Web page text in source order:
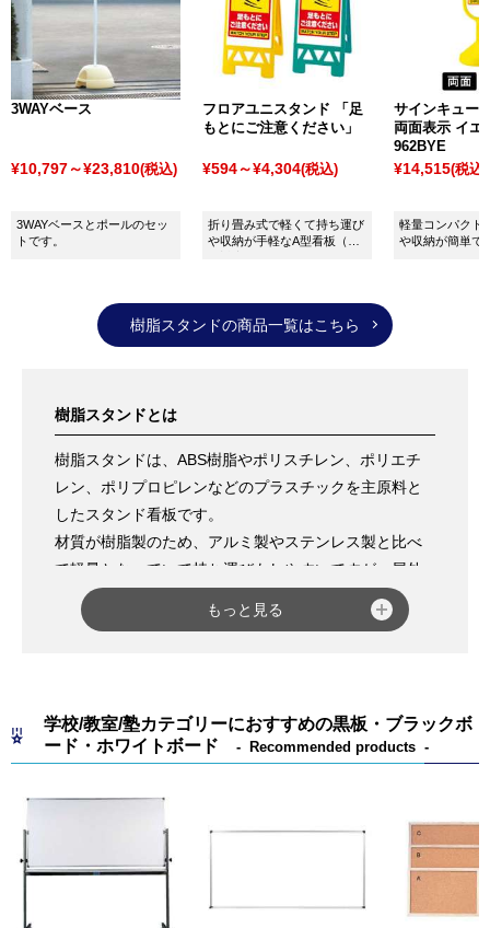
イプ 」、耐久性に優れ高級感のある「ステンレス屋外
掲示板 PKS-3 自立タイプ」などがあります。
また、スタンドタイプの屋内向け
としては、オフィス
や建物の入り口になどに最適な「
」、よりサイズの大きなタイプの「
大型掲示
」などがあります。
壁付タイプで屋外向けとしては、高級感のあるオール
イプ」、扉式でポスター交換も簡単な「壁面掲示板
プの「ソフトM2掲示板
」、はね上げ式でサイズも豊富
壁面掲示板 618 はね上げ式 屋内用
」、シックな空
その他にもさまざまな種類の掲示板を取り揃えていま
すので、ぜひチェックしてみてください。
3WAYベース
¥10,797～¥23,810(税込)
3WAYベースとポールのセッ
トです。
フロアユニスタンド 「足
もとにご注意ください」
¥594～¥4,304(税込)
折り畳み式で軽くて持ち運び
や収納が手軽なA型看板（両
サインキュー
両面表示 イエ
962BYE
¥14,515(税込)
軽量コンパクト
や収納が簡単で
樹脂スタンドの商品一覧はこちら
樹脂スタンドとは
樹脂スタンドは、ABS樹脂やポリスチレン、ポリエチ
レン、ポリプロピレンなどのプラスチックを主原料と
したスタンド看板です。
材質が樹脂製のため、アルミ製やステンレス製と比べ
て軽量となっていて持ち運びもしやすいですが、屋外
に設置した場合に雨や風で転倒してしまう可能性があ
るため、看板本体が注水式になっているものもありま
目的として設置されることが多く、一目見て目立つ色
（イエロー、レッド、グリーンなど）の商品が多くラ
ルムで、アルミ製やステンレス製などのような圧迫感
はあまり感じられず、万が一ぶつかったとしても怪我
をしにくいという特徴もあります。
弊社では、折り畳み式で気軽に使用できる「
もっと見る
学校/教室/塾カテゴリーにおすすめの黒板・ブラックボ
ード・ホワイトボード
Recommended products